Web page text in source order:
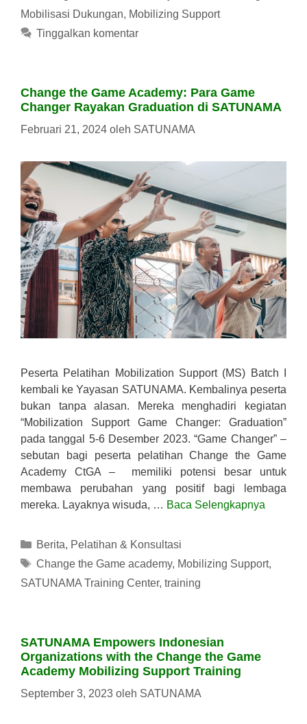
Mobilisasi Dukungan, Mobilizing Support
Tinggalkan komentar
Change the Game Academy: Para Game
Changer Rayakan Graduation di SATUNAMA
Februari 21, 2024 oleh SATUNAMA
Peserta Pelatihan Mobilization Support (MS) Batch I
kembali ke Yayasan SATUNAMA. Kembalinya peserta
bukan tanpa alasan. Mereka menghadiri kegiatan
“Mobilization Support Game Changer: Graduation”
pada tanggal 5-6 Desember 2023. “Game Changer” –
sebutan bagi peserta pelatihan Change the Game
Academy CtGA – memiliki potensi besar untuk
membawa perubahan yang positif bagi lembaga
mereka. Layaknya wisuda, … Baca Selengkapnya
Kategori
Berita, Pelatihan & Konsultasi
Tag
Change the Game academy, Mobilizing Support,
SATUNAMA Training Center, training
SATUNAMA Empowers Indonesian
Organizations with the Change the Game
Academy Mobilizing Support Training
September 3, 2023 oleh SATUNAMA